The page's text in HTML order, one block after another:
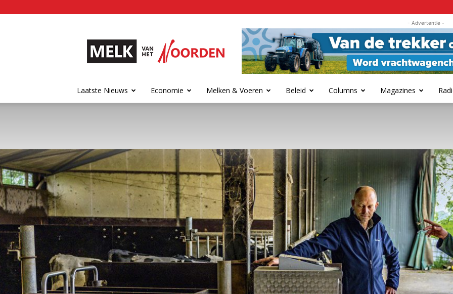
van
het
Noorden
- Advertentie -
Laatste Nieuws Economie Melken & Voeren Beleid Columns Magazines